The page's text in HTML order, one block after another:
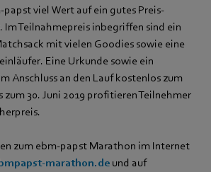
viel Wert auf ein gutes Preis-
Im Teilnahmepreis inbegriffen sind ein
mit vielen Goodies sowie eine
Eine Urkunde sowie ein
Anschluss an den Lauf kostenlos zum
30. Juni 2019 profitieren Teilnehmer
zum ebm-papst Marathon im Internet
marathon.de und auf